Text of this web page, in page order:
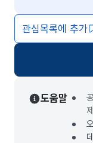
관심목록에 추가
도움말